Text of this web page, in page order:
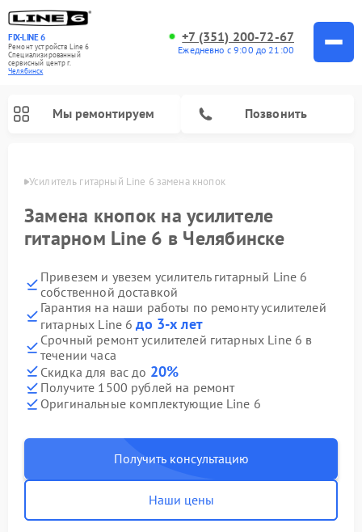
FIX-LINE 6
Ремонт устройств Line 6
Специализированный
cервисный центр г.
Челябинск
+7 (351) 200-72-67
Ежедневно с 9:00 до 21:00
Мы ремонтируем Позвонить
Усилитель гитарный Line 6 замена кнопок
Замена кнопок на усилителе
гитарном Line 6 в Челябинске
Привезем и увезем усилитель гитарный Line 6
собственной доставкой
Гарантия на наши работы по ремонту усилителей
гитарных Line 6до 3-х лет
Срочный ремонт усилителей гитарных Line 6 в
течении часа
Скидка для вас до 20%
Получите 1500 рублей на ремонт
Оригинальные комплектующие Line 6
Получить консультацию
Наши цены